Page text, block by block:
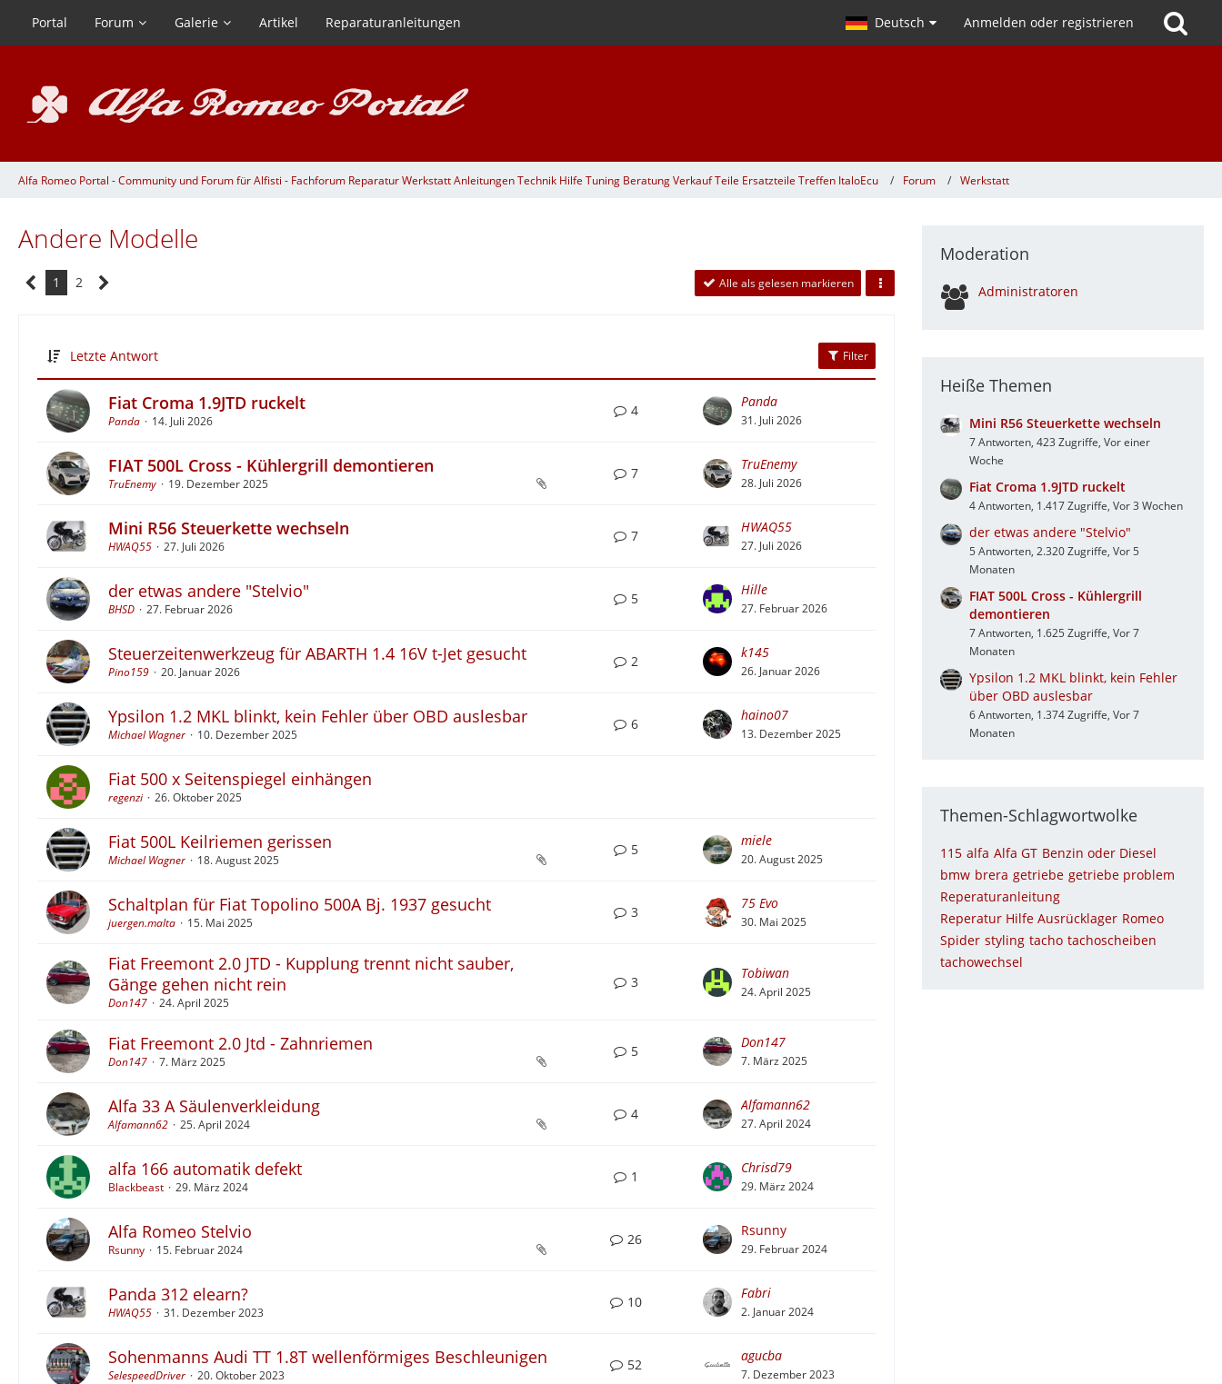
Portal Forum Galerie Artikel Reparaturanleitungen Deutsch Anmelden oder registrieren
Alfa Romeo Portal - Community und Forum für Alfisti - Fachforum Reparatur Werkstatt Anleitungen Technik Hilfe Tuning Beratung Verkauf Teile Ersatzteile Treffen ItaloEcu Forum Werkstatt
Andere Modelle
1 2 Alle als gelesen markieren
Letzte Antwort Filter
Fiat Croma 1.9JTD ruckelt
Panda 14. Juli 2026
4
Panda
31. Juli 2026
FIAT 500L Cross - Kühlergrill demontieren
TruEnemy 19. Dezember 2025
7
TruEnemy
28. Juli 2026
Mini R56 Steuerkette wechseln
HWAQ55 27. Juli 2026
7
HWAQ55
27. Juli 2026
der etwas andere "Stelvio"
BHSD 27. Februar 2026
5
Hille
27. Februar 2026
Steuerzeitenwerkzeug für ABARTH 1.4 16V t-Jet gesucht
Pino159 20. Januar 2026
2
k145
26. Januar 2026
Ypsilon 1.2 MKL blinkt, kein Fehler über OBD auslesbar
Michael Wagner 10. Dezember 2025
6
haino07
13. Dezember 2025
Fiat 500 x Seitenspiegel einhängen
regenzi 26. Oktober 2025
Fiat 500L Keilriemen gerissen
Michael Wagner 18. August 2025
5
miele
20. August 2025
Schaltplan für Fiat Topolino 500A Bj. 1937 gesucht
juergen.malta 15. Mai 2025
3
75 Evo
30. Mai 2025
Fiat Freemont 2.0 JTD - Kupplung trennt nicht sauber,
Gänge gehen nicht rein
Don147 24. April 2025
3
Tobiwan
24. April 2025
Fiat Freemont 2.0 Jtd - Zahnriemen
Don147 7. März 2025
5
Don147
7. März 2025
Alfa 33 A Säulenverkleidung
Alfamann62 25. April 2024
4
Alfamann62
27. April 2024
alfa 166 automatik defekt
Blackbeast 29. März 2024
1
Chrisd79
29. März 2024
Alfa Romeo Stelvio
Rsunny 15. Februar 2024
26
Rsunny
29. Februar 2024
Panda 312 elearn?
HWAQ55 31. Dezember 2023
10
Fabri
2. Januar 2024
Sohenmanns Audi TT 1.8T wellenförmiges Beschleunigen
SelespeedDriver 20. Oktober 2023
52
agucba
7. Dezember 2023
Moderation
Administratoren
Heiße Themen
Mini R56 Steuerkette wechseln
7 Antworten, 423 Zugriffe, Vor einer
Woche
Fiat Croma 1.9JTD ruckelt
4 Antworten, 1.417 Zugriffe, Vor 3 Wochen
der etwas andere "Stelvio"
5 Antworten, 2.320 Zugriffe, Vor 5
Monaten
FIAT 500L Cross - Kühlergrill
demontieren
7 Antworten, 1.625 Zugriffe, Vor 7
Monaten
Ypsilon 1.2 MKL blinkt, kein Fehler
über OBD auslesbar
6 Antworten, 1.374 Zugriffe, Vor 7
Monaten
Themen-Schlagwortwolke
115 alfa Alfa GT Benzin oder Diesel
bmw brera getriebe getriebe problem
Reperaturanleitung
Reperatur Hilfe Ausrücklager Romeo
Spider styling tacho tachoscheiben
tachowechsel